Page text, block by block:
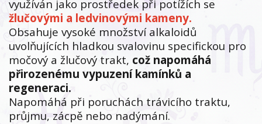
využíván jako prostředek při potížích se
žlučovými a ledvinovými kameny.
Obsahuje vysoké množství alkaloidů
uvolňujících hladkou svalovinu specifickou pro
močový a žlučový trakt, což napomáhá
přirozenému vypuzení kamínků a
regeneraci.
Napomáhá při poruchách trávicího traktu,
průjmu, zácpě nebo nadýmání.